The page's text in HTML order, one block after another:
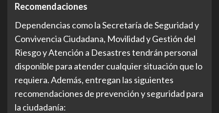
Recomendaciones
Dependencias como la Secretaría de Seguridad y
Convivencia Ciudadana, Movilidad y Gestión del
Riesgo y Atención a Desastres tendrán personal
disponible para atender cualquier situación que lo
requiera. Además, entregan las siguientes
recomendaciones de prevención y seguridad para
la ciudadanía: